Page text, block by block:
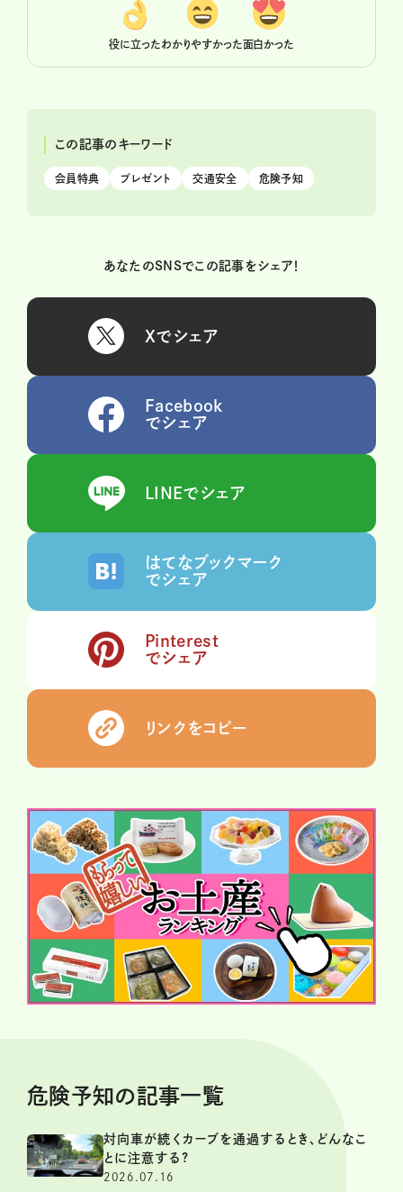
役に立ったわかりやすかった面白かった
この記事のキーワード
会員特典 プレゼント 交通安全 危険予知
あなたのSNSでこの記事をシェア！
Xでシェア
Facebook
でシェア
LINEでシェア
はてなブックマーク
でシェア
Pinterest
でシェア
リンクをコピー
危険予知の記事一覧
対向車が続くカーブを通過するとき、どんなこ
とに注意する?
2026.07.16